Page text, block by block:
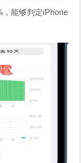
，能够判定iPhone